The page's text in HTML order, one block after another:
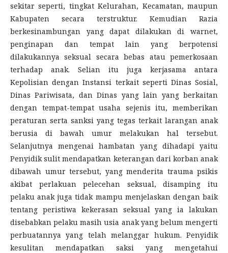
sekitar seperti, tingkat Kelurahan, Kecamatan, maupun
Kabupaten secara terstruktur. Kemudian Razia
berkesinambungan yang dapat dilakukan di warnet,
penginapan dan tempat lain yang berpotensi
dilakukannya seksual secara bebas atau pemerkosaan
terhadap anak. Selian itu juga kerjasama antara
Kepolisian dengan Instansi terkait seperti Dinas Sosial,
Dinas Pariwisata, dan Dinas yang lain yang berkaitan
dengan tempat-tempat usaha sejenis itu, memberikan
peraturan serta sanksi yang tegas terkait larangan anak
berusia di bawah umur melakukan hal tersebut.
Selanjutnya mengenai hambatan yang dihadapi yaitu
Penyidik sulit mendapatkan keterangan dari korban anak
dibawah umur tersebut, yang menderita trauma psikis
akibat perlakuan pelecehan seksual, disamping itu
pelaku anak juga tidak mampu menjelaskan dengan baik
tentang peristiwa kekerasan seksual yang ia lakukan
disebabkan pelaku masih usia anak yang belum mengerti
perbuatannya yang telah melanggar hukum. Penyidik
kesulitan mendapatkan saksi yang mengetahui